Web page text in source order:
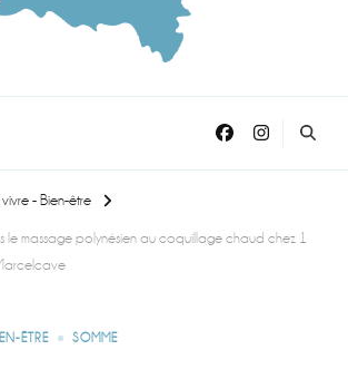
vivre - Bien-être
le massage polynésien au coquillage chaud chez 1
ÊTRE SOMME